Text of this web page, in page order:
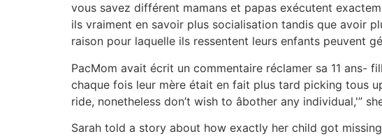
vous savez différent mamans et papas exécutent
ils vraiment en savoir plus socialisation tandis que avoir
raison pour laquelle ils ressentent leurs enfants peuvent
PacMom avait écrit un commentaire réclamer sa 11 ans-
chaque fois leur mère était en fait plus tard picking tous
ride, nonetheless don’t wish to âbother any individual,'”
Sarah told a story about how exactly her child got